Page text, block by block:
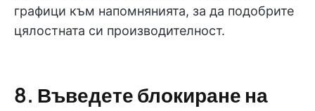
графици към напомнянията, за да подобрите
цялостната си производителност.
8. Въведете блокиране на